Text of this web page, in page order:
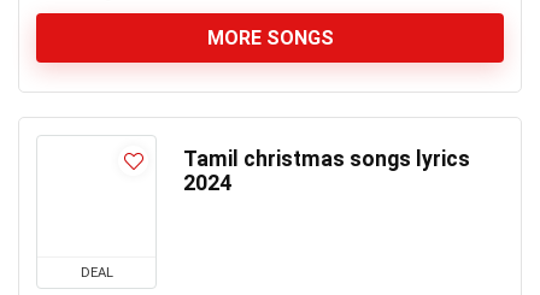
MORE SONGS
DEAL
Tamil christmas songs lyrics
2024